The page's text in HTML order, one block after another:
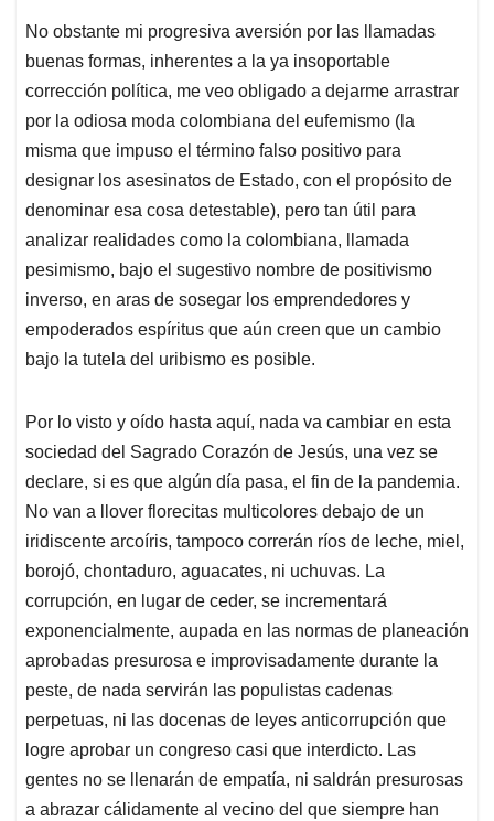
No obstante mi progresiva aversión por las llamadas
buenas formas, inherentes a la ya insoportable
corrección política, me veo obligado a dejarme arrastrar
por la odiosa moda colombiana del eufemismo (la
misma que impuso el término falso positivo para
designar los asesinatos de Estado, con el propósito de
denominar esa cosa detestable), pero tan útil para
analizar realidades como la colombiana, llamada
pesimismo, bajo el sugestivo nombre de positivismo
inverso, en aras de sosegar los emprendedores y
empoderados espíritus que aún creen que un cambio
bajo la tutela del uribismo es posible.
Por lo visto y oído hasta aquí, nada va cambiar en esta
sociedad del Sagrado Corazón de Jesús, una vez se
declare, si es que algún día pasa, el fin de la pandemia.
No van a llover florecitas multicolores debajo de un
iridiscente arcoíris, tampoco correrán ríos de leche, miel,
borojó, chontaduro, aguacates, ni uchuvas. La
corrupción, en lugar de ceder, se incrementará
exponencialmente, aupada en las normas de planeación
aprobadas presurosa e improvisadamente durante la
peste, de nada servirán las populistas cadenas
perpetuas, ni las docenas de leyes anticorrupción que
logre aprobar un congreso casi que interdicto. Las
gentes no se llenarán de empatía, ni saldrán presurosas
a abrazar cálidamente al vecino del que siempre han